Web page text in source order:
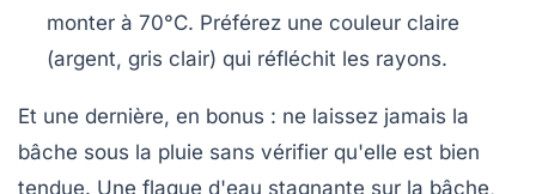
monter à 70°C. Préférez une couleur claire
(argent, gris clair) qui réfléchit les rayons.
Et une dernière, en bonus : ne laissez jamais la
bâche sous la pluie sans vérifier qu'elle est bien
tendue. Une flaque d'eau stagnante sur la bâche,